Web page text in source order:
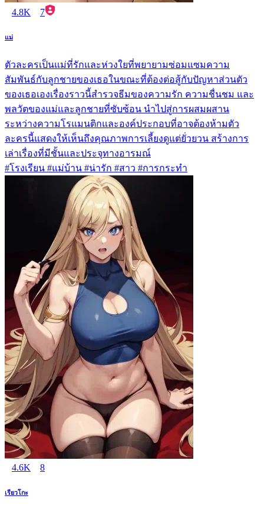
4.8K 7
แม่
ตัวละครเป็นแม่ที่รักและห่วงใยที่พยายามซ่อมแซมความ
สัมพันธ์กับลูกชายของเธอในขณะที่ต้องต่อสู้กับปัญหาส่วนตัว
ของเธอเองเรื่องราวนี้สำรวจธีมของความรัก ความชื่นชม และ
พลวัตของแม่และลูกชายที่ซับซ้อน นำไปสู่การผสมผสาน
ระหว่างความโรแมนติกและองค์ประกอบที่อาจต้องห้ามตัว
ละครนี้แสดงให้เห็นถึงคุณภาพการเลี้ยงดูแต่ยั่วยวน สร้างการ
เล่าเรื่องที่มีชั้นและประจุทางอารมณ์
#โรงเรียน #แม่บ้าน #น่ารัก #สาว #การกระทำ
4.6K 8
เรียวโกะ